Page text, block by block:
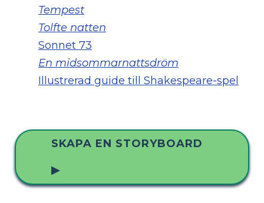
Tempest
Tolfte natten
Sonnet 73
En midsommarnattsdröm
Illustrerad guide till Shakespeare-spel
SKAPA EN STORYBOARD
▶